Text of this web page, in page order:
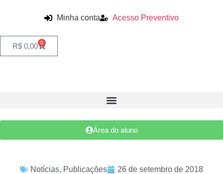
Minha conta Acesso Preventivo
R$ 0,00 0
Área do aluno
Notícias, Publicações 26 de setembro de 2018